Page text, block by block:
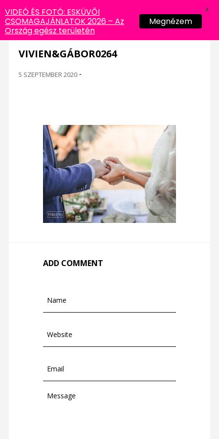
VIVIEN&GÁBOR0264
5 SZEPTEMBER 2020 -
ADD COMMENT
VIDEÓ ÉS FOTÓ: ESKÜVŐI
CSOMAGAJÁNLATOK 2026 – Az
Ország egész területén
Megnézem
X